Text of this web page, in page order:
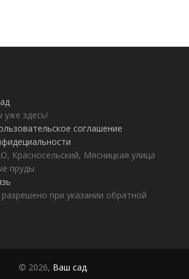
уже здесь!
соглашение
Красносельский, Мясницкая улица
пруды
при указании обратной
© 2026, Ваш сад.